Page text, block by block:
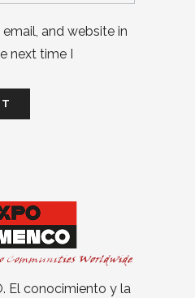
and website in
next time I
El conocimiento y la